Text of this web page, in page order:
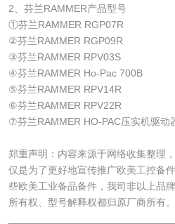
2、芬兰RAMMER产品型号
①芬兰RAMMER RGP07R
②芬兰RAMMER RGP09R
③芬兰RAMMER RPV03S
④芬兰RAMMER Ho-Pac 700B
⑤芬兰RAMMER RPV14R
⑥芬兰RAMMER RPV22R
⑦芬兰RAMMER HO-PAC压实机驱动
郑重声明：内容来源于网络收集整理
仅是为了更好地宣传推广欧美工控备
些欧美工业备品备件，我司非以上品
所有权、型号解释权都归原厂商所有